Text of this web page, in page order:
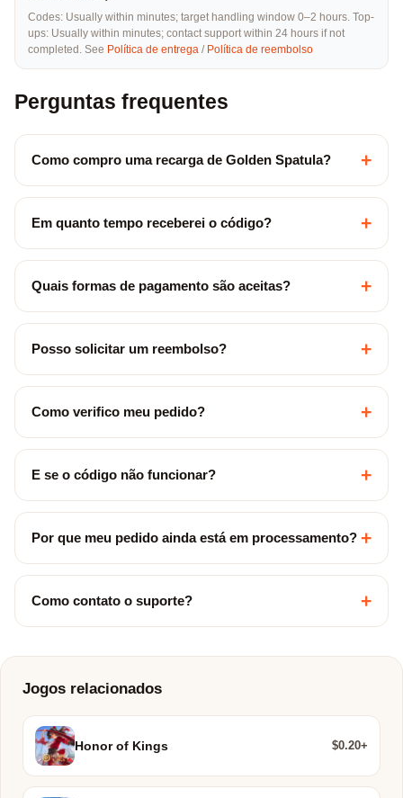
Codes: Usually within minutes; target handling window 0–2 hours. Top-
ups: Usually within minutes; contact support within 24 hours if not
completed. See Política de entrega / Política de reembolso
Perguntas frequentes
Como compro uma recarga de Golden Spatula? +
Em quanto tempo receberei o código? +
Quais formas de pagamento são aceitas? +
Posso solicitar um reembolso? +
Como verifico meu pedido? +
E se o código não funcionar? +
Por que meu pedido ainda está em processamento? +
Como contato o suporte? +
Jogos relacionados
Honor of Kings $0.20+